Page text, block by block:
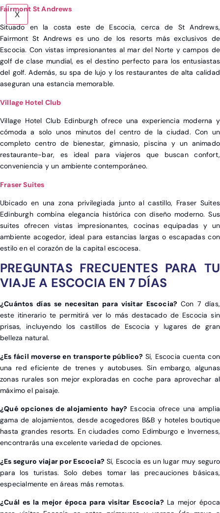
X
Fairmont St Andrews
Situado en la costa este de Escocia, cerca de St Andrews,
Fairmont St Andrews es uno de los resorts más exclusivos de
Escocia. Con vistas impresionantes al mar del Norte y campos de
golf de clase mundial, es el destino perfecto para los entusiastas
del golf. Además, su spa de lujo y los restaurantes de alta calidad
aseguran una estancia memorable.
Village Hotel Club
Village Hotel Club Edinburgh ofrece una experiencia moderna y
cómoda a solo unos minutos del centro de la ciudad. Con un
completo centro de bienestar, gimnasio, piscina y un animado
restaurante-bar, es ideal para viajeros que buscan confort,
conveniencia y un ambiente contemporáneo.
Fraser Suites
Ubicado en una zona privilegiada junto al castillo, Fraser Suites
Edinburgh combina elegancia histórica con diseño moderno. Sus
suites ofrecen vistas impresionantes, cocinas equipadas y un
ambiente acogedor, ideal para estancias largas o escapadas con
estilo en el corazón de la capital escocesa.
PREGUNTAS FRECUENTES PARA TU
VIAJE A ESCOCIA EN 7 DÍAS
¿Cuántos días se necesitan para visitar Escocia? Con 7 días,
este itinerario te permitirá ver lo más destacado de Escocia sin
prisas, incluyendo los castillos de Escocia y lugares de gran
belleza natural.
¿Es fácil moverse en transporte público? Sí, Escocia cuenta con
una red eficiente de trenes y autobuses. Sin embargo, algunas
zonas rurales son mejor exploradas en coche para aprovechar al
máximo el paisaje.
¿Qué opciones de alojamiento hay? Escocia ofrece una amplia
gama de alojamientos, desde acogedores B&B y hoteles boutique
hasta grandes resorts. En ciudades como Edimburgo e Inverness,
encontrarás una excelente variedad de opciones.
¿Es seguro viajar por Escocia? Sí, Escocia es un lugar muy seguro
para los turistas. Solo debes tomar las precauciones básicas,
especialmente en áreas más remotas.
¿Cuál es la mejor época para visitar Escocia? La mejor época